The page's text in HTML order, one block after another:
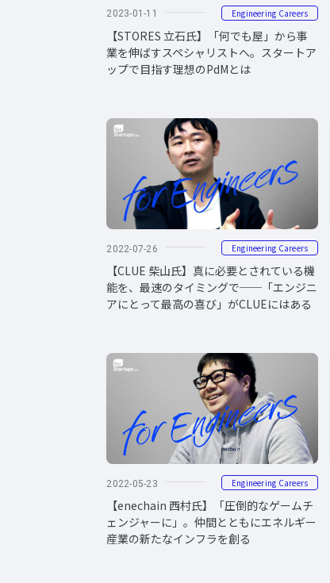
2023-01-11 Engineering Careers
【STORES 立石氏】「何でも屋」から事
業を伸ばすスペシャリストへ。スタートア
ップで目指す理想のPdMとは
2022-07-26 Engineering Careers
【CLUE 柴山氏】真に必要とされている機
能を、最速のタイミングで──「エンジニ
アにとって最高の喜び」がCLUEにはある
2022-05-23 Engineering Careers
【enechain 西村氏】「圧倒的なゲームチ
ェンジャーに」。仲間とともにエネルギー
産業の新たなインフラを創る